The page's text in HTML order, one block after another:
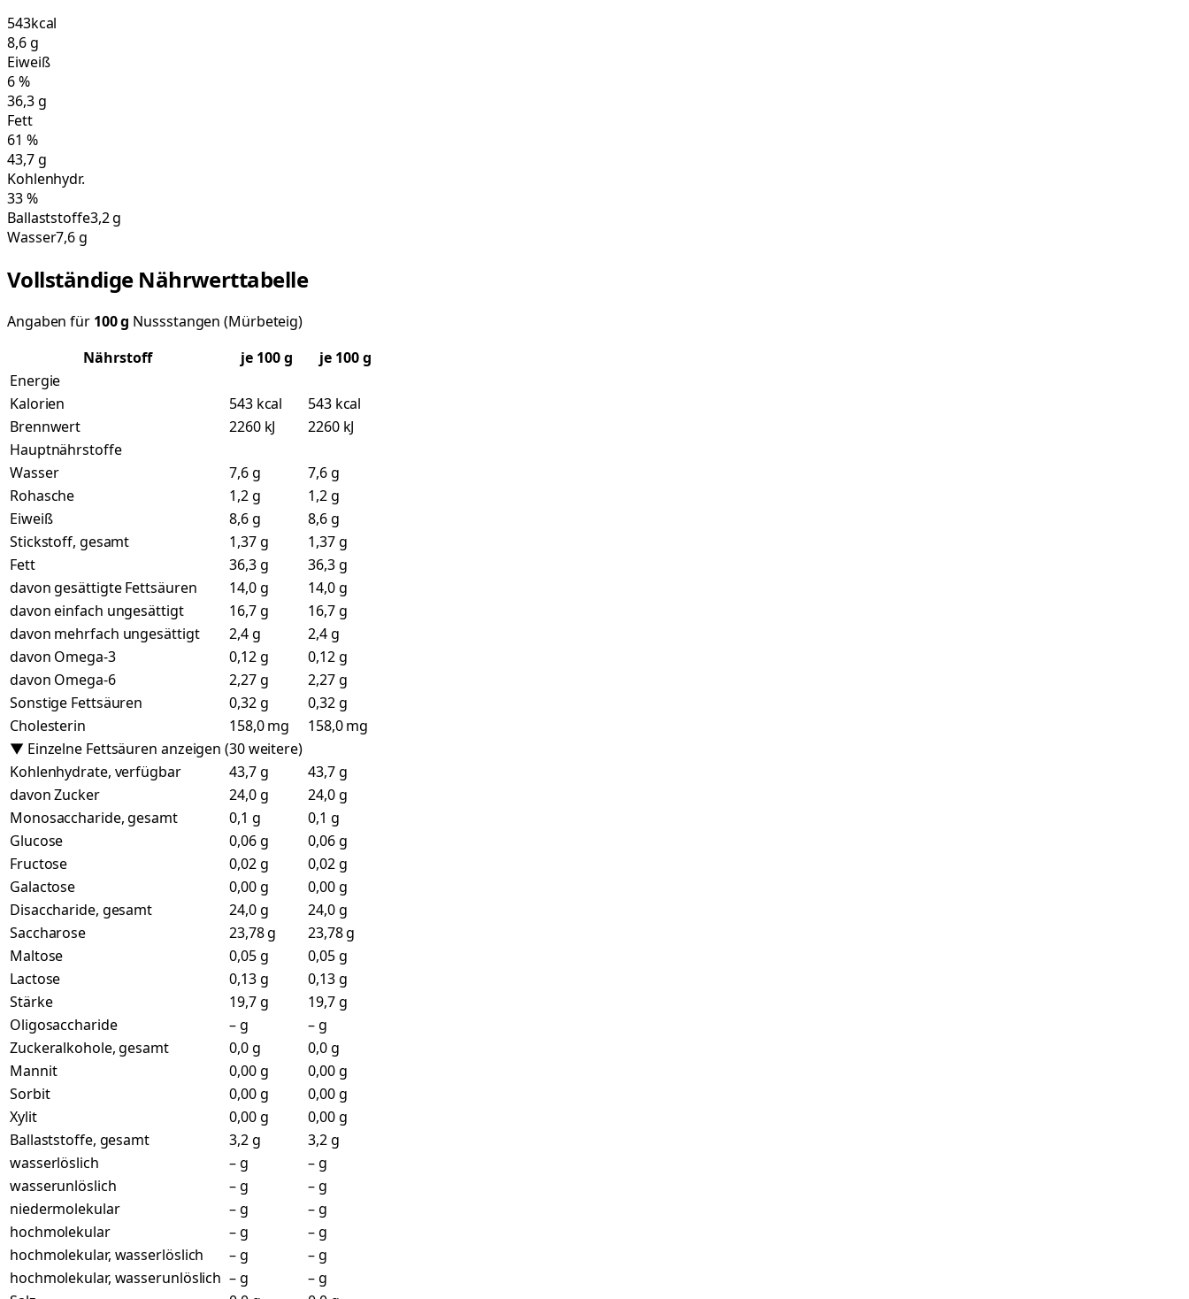
543kcal
8,6g
Eiweiß
6%
36,3g
Fett
61 %
43,7g
Kohlenhydr.
33%
Ballaststoffe3,2 g
Wasser7,6 g
Vollständige Nährwerttabelle
Angaben für 100g Nussstangen (Mürbeteig)
Nährstoff
je 100g
je 100 g
Energie
Kalorien
543 kcal
543 kcal
Brennwert
2260 kJ
2260 kJ
Hauptnährstoffe
Wasser
7,6 g
7,6 g
Rohasche
1,2 g
1,2 g
Eiweiß
8,6 g
8,6 g
Stickstoff, gesamt
1,37 g
1,37 g
Fett
36,3 g
36,3 g
davon gesättigte Fettsäuren
14,0 g
14,0 g
davon einfach ungesättigt
16,7 g
16,7 g
davon mehrfach ungesättigt
2,4 g
2,4 g
davon Omega-3
0,12 g
0,12 g
davon Omega-6
2,27 g
2,27 g
Sonstige Fettsäuren
0,32 g
0,32 g
Cholesterin
158,0 mg
158,0 mg
▼ Einzelne Fettsäuren anzeigen (30 weitere)
Kohlenhydrate, verfügbar
43,7 g
43,7 g
davon Zucker
24,0 g
24,0 g
Monosaccharide, gesamt
0,1 g
0,1 g
Glucose
0,06 g
0,06 g
Fructose
0,02 g
0,02 g
Galactose
0,00 g
0,00 g
Disaccharide, gesamt
24,0 g
24,0 g
Saccharose
23,78 g
23,78 g
Maltose
0,05 g
0,05 g
Lactose
0,13 g
0,13 g
Stärke
19,7 g
19,7 g
Oligosaccharide
– g
– g
Zuckeralkohole, gesamt
0,0 g
0,0 g
Mannit
0,00 g
0,00 g
Sorbit
0,00 g
0,00 g
Xylit
0,00 g
0,00 g
Ballaststoffe, gesamt
3,2 g
3,2 g
wasserlöslich
– g
– g
wasserunlöslich
– g
– g
niedermolekular
– g
– g
hochmolekular
– g
– g
hochmolekular, wasserlöslich
– g
– g
hochmolekular, wasserunlöslich – g
– g